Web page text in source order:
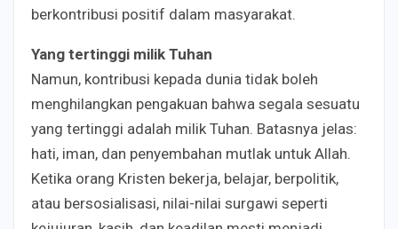
berkontribusi positif dalam masyarakat.
Yang tertinggi milik Tuhan
Namun, kontribusi kepada dunia tidak boleh
menghilangkan pengakuan bahwa segala sesuatu
yang tertinggi adalah milik Tuhan. Batasnya jelas:
hati, iman, dan penyembahan mutlak untuk Allah.
Ketika orang Kristen bekerja, belajar, berpolitik,
atau bersosialisasi, nilai-nilai surgawi seperti